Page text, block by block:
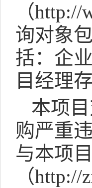
（http://
询对象
括：企
目经理
本项
购严重
与本项
（http://